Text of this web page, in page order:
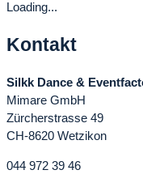
Loading...
Kontakt
Silkk Dance &
Mimare GmbH
Zürcherstrasse 49
CH-8620 Wetzikon
044 972 39 46